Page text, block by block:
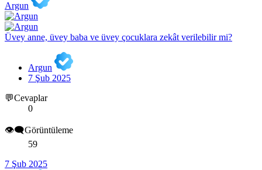
Argun
Üvey anne, üvey baba ve üvey çocuklara zekât verilebilir mi?
Argun
7 Şub 2025
💬Cevaplar
0
👁️‍🗨️Görüntüleme
59
7 Şub 2025